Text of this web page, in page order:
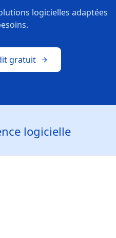
logicielles adaptées
gratuit